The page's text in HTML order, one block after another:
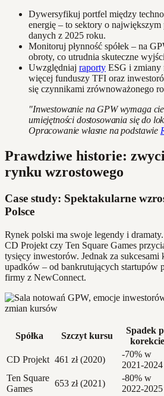
Dywersyfikuj portfel między
energię – to sektory o
danych z 2025 roku.
Monitoruj płynność spółek – na
obroty, co utrudnia skuteczne
Uwzględniaj raporty ESG i zmiany
więcej funduszy TFI oraz
się czynnikami zrównoważonego
"Inwestowanie na GPW wymaga
umiejętności dostosowania się do
Opracowanie własne na podstawie
Prawdziwe historie:
rynku wzrostowego
Case study: Spektakularne
Polsce
Rynek polski ma swoje legendy i
CD Projekt czy Ten Square Games
tysięcy inwestorów. Jednak za sukcesami
upadków – od bankrutujących startupów
firmy z NewConnect.
Spółka Szczyt kursu
Spadek
korekcie
CD Projekt 461 zł (2020)
-70% w
2021-2024
Ten Square
Games
653 zł (2021)
-80% w
2022-2025